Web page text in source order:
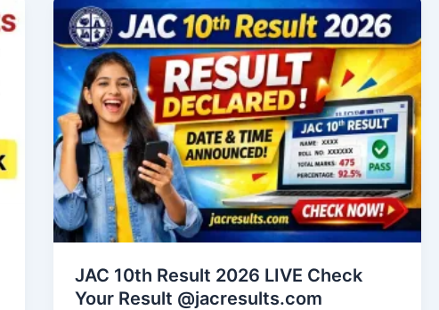
JAC 10th Result 2026 LIVE Check
Your Result @jacresults.com